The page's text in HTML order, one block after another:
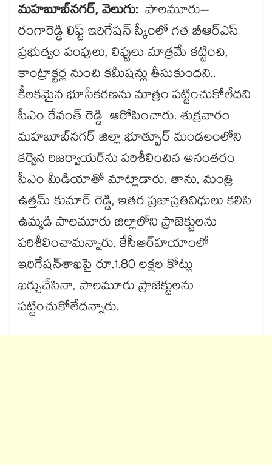
మహబూబ్​నగర్, వెలుగు: పాలమూరు–
రంగారెడ్డి లిఫ్ట్ ఇరిగేషన్ స్కీంలో గత బీఆర్ఎస్​
ప్రభుత్వం పంపులు, లిఫ్టులు మాత్రమే కట్టించి,
కాంట్రాక్టర్ల నుంచి కమీషన్లు తీసుకుందని..
కీలకమైన భూసేకరణను మాత్రం పట్టించుకోలేదని
సీఎం రేవంత్ రెడ్డి ఆరోపించారు. శుక్రవారం
మహబూబ్​నగర్ జిల్లా భూత్పూర్ మండలంలోని
కర్వెన రిజర్వాయర్​ను పరిశీలించిన అనంతరం
సీఎం మీడియాతో మాట్లాడారు. తాను, మంత్రి
ఉత్తమ్​ కుమార్ ​రెడ్డి, ఇతర ప్రజాప్రతినిధులు కలిసి
ఉమ్మడి పాలమూరు జిల్లాలోని ప్రాజెక్టులను
పరిశీలించామన్నారు. కేసీఆర్​హయాంలో
ఇరిగేషన్​శాఖపై రూ.1.80 లక్షల కోట్లు
ఖర్చుచేసినా, పాలమూరు ప్రాజెక్టులను
పట్టించుకోలేదన్నారు.